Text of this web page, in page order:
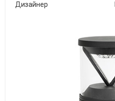
Дизайнер